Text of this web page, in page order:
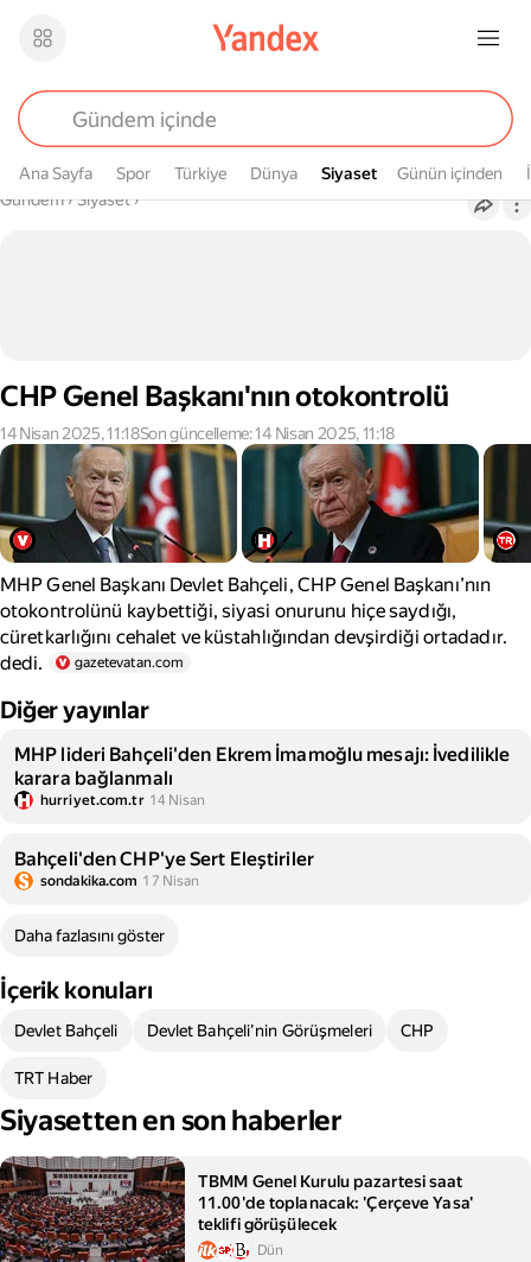
Ana Sayfa Spor Türkiye Dünya Siyaset
Siyaset Günün içinden
Buradasın
Gündem› Siyaset›
CHP Genel Başkanı'nın otokontrolü
14 Nisan 2025, 11:18Son güncelleme: 14 Nisan 2025, 11:18
MHP Genel Başkanı Devlet Bahçeli, CHP Genel Başkanı’nın
otokontrolünü kaybettiği, siyasi onurunu hiçe saydığı,
cüretkarlığını cehalet ve küstahlığından devşirdiği ortadadır.
dedi.
gazetevatan.com
Diğer yayınlar
MHP lideri Bahçeli'den Ekrem İmamoğlu mesajı: İvedilikle
karara bağlanmalı
hurriyet.com.tr 14 Nisan
Bahçeli'den CHP'ye Sert Eleştiriler
sondakika.com 17 Nisan
Daha fazlasını göster
İçerik konuları
Devlet Bahçeli Devlet Bahçeli'nin Görüşmeleri CHP
TRT Haber
Siyasetten en son haberler
TBMM Genel Kurulu pazartesi saat
11.00'de toplanacak: 'Çerçeve Yasa'
teklifi görüşülecek
Dün